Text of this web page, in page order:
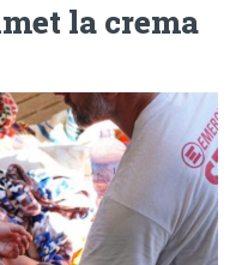
la crema